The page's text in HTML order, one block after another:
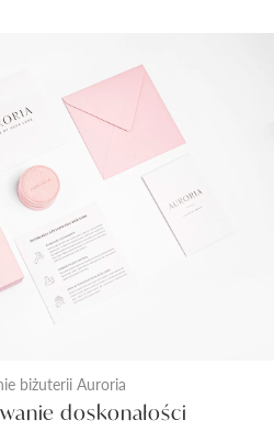
biżuterii Auroria
doskonałości